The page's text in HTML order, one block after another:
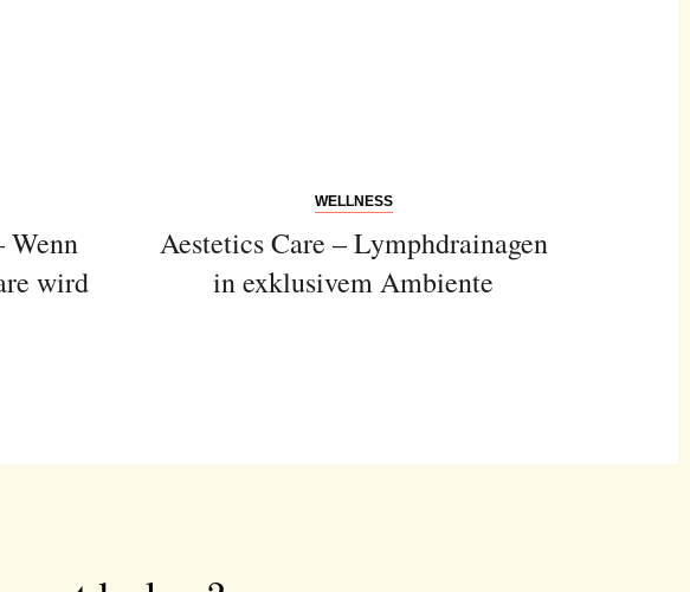
Wenn
wird
WELLNESS
Aestetics Care – Lymphdrainagen
in exklusivem Ambiente